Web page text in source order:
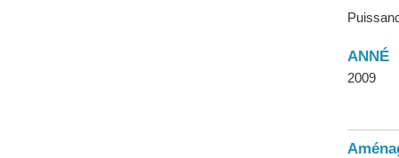
ANNÉ
2009